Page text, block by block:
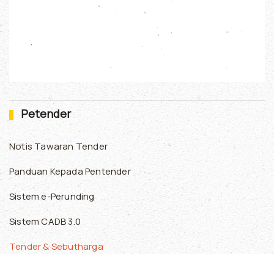
Petender
Notis Tawaran Tender
Panduan Kepada Pentender
Sistem e-Perunding
Sistem CADB 3.0
Tender & Sebutharga